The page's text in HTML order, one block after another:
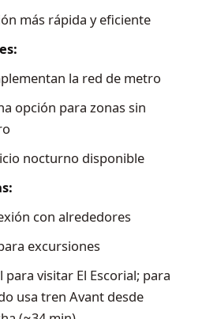
más rápida y eficiente
la red de metro
opción para zonas sin
nocturno disponible
con alrededores
excursiones
para visitar El Escorial; para
usa tren Avant desde